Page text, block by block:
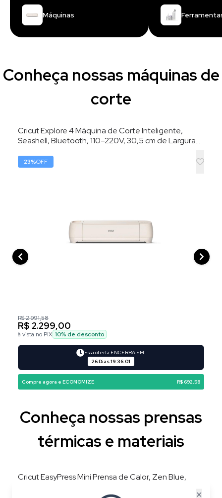
✕
Máquinas
Conheça nossas máquinas de
corte
Cricut Explore 4 Máquina de Corte Inteligente,
Seashell, Bluetooth, 110–220V, 30,5 cm de Largura
23%OFF
R$ 2.991,58
R$ 2.299,00
à vista no PIX 10% de desconto
Essa oferta ENCERRA EM:
26 Dias 19:36:00
Compre agora e ECONOMIZE R$ 692,58
Conheça nossas prensas
térmicas e materiais
Cricut EasyPress Mini Prensa de Calor, Zen Blue,